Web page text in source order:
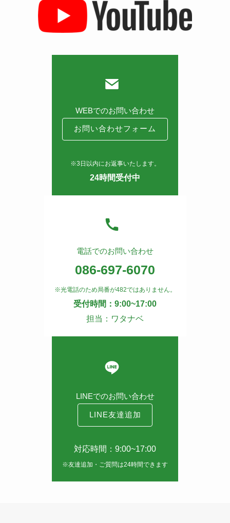
WEBでのお問い合わせ
お問い合わせフォーム
※3日以内にお返事いたします。
24時間受付中
電話でのお問い合わせ
086-697-6070
※光電話のため局番が482ではありません。
受付時間：9:00~17:00
担当：ワタナベ
LINEでのお問い合わせ
LINE友達追加
対応時間：9:00~17:00
※友達追加・ご質問は24時間できます